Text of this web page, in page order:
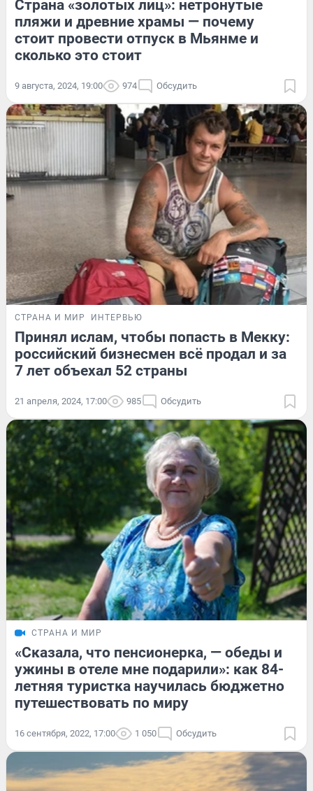
Страна «золотых лиц»: нетронутые
пляжи и древние храмы — почему
стоит провести отпуск в Мьянме и
сколько это стоит
9 августа, 2024, 19:00 974 Обсудить
СТРАНА И МИР ИНТЕРВЬЮ
Принял ислам, чтобы попасть в Мекку:
российский бизнесмен всё продал и за
7 лет объехал 52 страны
21 апреля, 2024, 17:00 985 Обсудить
СТРАНА И МИР
«Сказала, что пенсионерка, — обеды и
ужины в отеле мне подарили»: как 84-
летняя туристка научилась бюджетно
путешествовать по миру
16 сентября, 2022, 17:00 1 050 Обсудить